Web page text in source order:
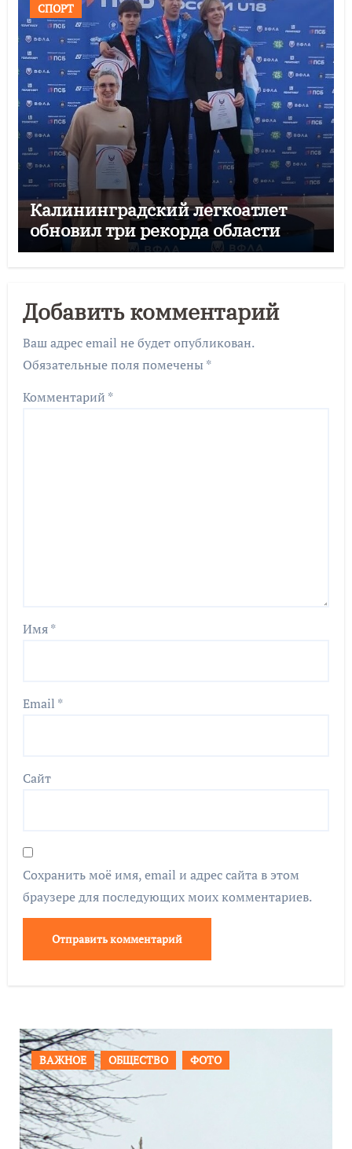
СПОРТ
Калининградский легкоатлет
обновил три рекорда области
Добавить комментарий
Ваш адрес email не будет опубликован.
Обязательные поля помечены *
Комментарий *
Имя*
Email *
Сайт
Сохранить моё имя, email и адрес сайта в этом
браузере для последующих моих комментариев.
ПРОИСШЕСТВИЯ ФОТО